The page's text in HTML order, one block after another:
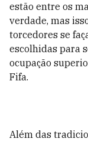
estão entre os
verdade, mas
torcedores se
escolhidas para
ocupação
Fifa.
Além das